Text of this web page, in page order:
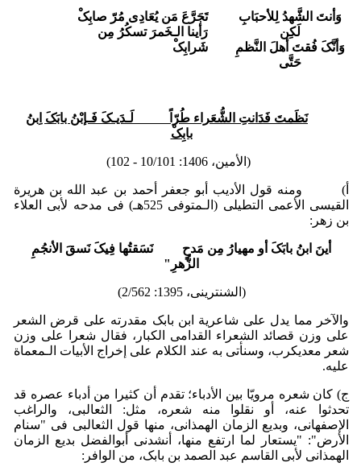
وَأنتَ الشَّهدُ لِلأحبَابِ
لَکِن
وَأنَّکَ فُقتَ أهلَ النَّظمِ
حَتَّى
تَجَرَّعَ مَن یُعَادِی مُرّ صابِکْ
رَأینا الـخَمرَ تسکُرُ مِن
شَرابِکْ
نَظَمتَ فَدَانتِ الشُّعَراء طُرّاً لَـدَیـکَ فَـإبْنُ بابَکَ اِبنُ
بابِکْ
(الأمین، 1406: 10/101 - 102)
أ‌) ومنه قول الأدیب أبو جعفر أحمد بن عبد الله بن هریرة
القیسی الأعمى التطیلی (الـمتوفی 525هـ) فی مدحه لأبی العلاء
بن زهر:
أینَ ابنُ بابَکَ أو مهیارُ مِن مَدحٍ نَسَقتُها فِیکَ نَسقَ الأنجُمِ
الزُّهرِ"
(الشنترینی، 1395: ‏2/562)
والآخر مما یدل علی شاعریة ابن بابک مقدرته على قرض الشعر
علی وزن قصائد الشعراء القدامى الکبار، فقال شعرا على وزن
شعر معدی­کرب، وسنأتی به عند الکلام على إخراج الأبیات الـمعماة
علیه.
ج) کان شعره مرویّا بین الأدباء؛ تقدم أن کثیرا من أدباء عصره قد
تحدثوا عنه، أو نقلوا منه شعره، مثل: الثعالبی، والراغب
الإصفهانی، وبدیع الزمان الهمذانی، منها قول الثعالبی فی "سنام
الأرض": "یستعار لما ارتفع منها، أنشدنی أبوالفضل بدیع الزمان
الهمذانی لأبی القاسم عبد الصمد بن بابک، من الوافر: